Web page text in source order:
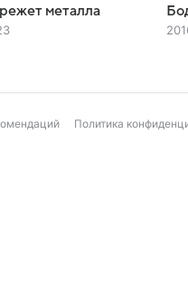
металла
Политика